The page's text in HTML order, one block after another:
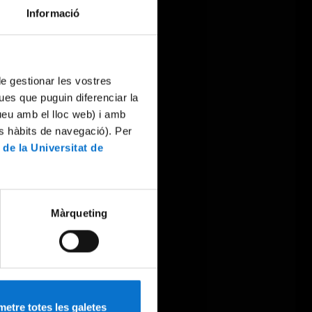
Informació
gestionar les vostres
que puguin diferenciar la
amb el lloc web) i amb
hàbits de navegació). Per
la Universitat de
Màrqueting
totes les galetes